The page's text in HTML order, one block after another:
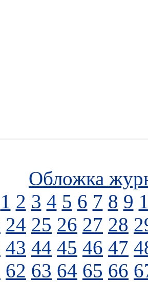
Обложка
1 2 3 4 5 6 7 8 9
24 25 26 27 28
43 44 45 46 47
62 63 64 65 66